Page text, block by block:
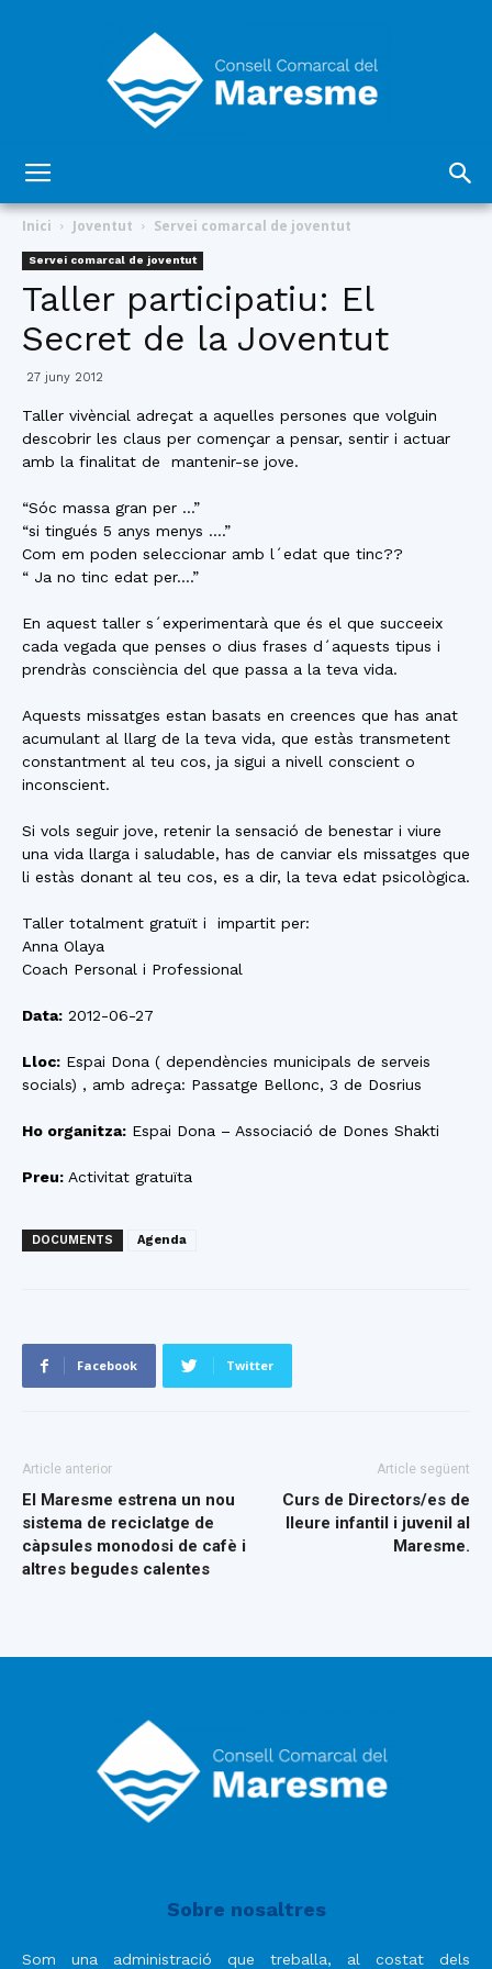
Comarcal
Inici Joventut Servei comarcal de joventut
Servei comarcal de joventut
Taller participatiu: El
Secret de la Joventut
27 juny 2012
Taller vivèncial adreçat a aquelles persones que volguin
descobrir les claus per començar a pensar, sentir i actuar
amb la finalitat de mantenir-se jove.
“Sóc massa gran per …”
“si tingués 5 anys menys ….”
Com em poden seleccionar amb l´edat que tinc??
“ Ja no tinc edat per….”
En aquest taller s´experimentarà que és el que succeeix
cada vegada que penses o dius frases d´aquests tipus i
prendràs consciència del que passa a la teva vida.
Aquests missatges estan basats en creences que has anat
acumulant al llarg de la teva vida, que estàs transmetent
constantment al teu cos, ja sigui a nivell conscient o
inconscient.
Si vols seguir jove, retenir la sensació de benestar i viure
una vida llarga i saludable, has de canviar els missatges que
li estàs donant al teu cos, es a dir, la teva edat psicològica.
Taller totalment gratuït i impartit per:
Anna Olaya
Coach Personal i Professional
Data: 2012-06-27
Lloc: Espai Dona ( dependències municipals de serveis
socials) , amb adreça: Passatge Bellonc, 3 de Dosrius
Ho organitza: Espai Dona – Associació de Dones Shakti
Preu: Activitat gratuïta
DOCUMENTS Agenda
Facebook Twitter
Article anterior
El Maresme estrena un nou
sistema de reciclatge de
càpsules monodosi de cafè i
altres begudes calentes
Article següent
Curs de Directors/es de
lleure infantil i juvenil al
Maresme.
Sobre nosaltres
Som una administració que treballa, al costat dels